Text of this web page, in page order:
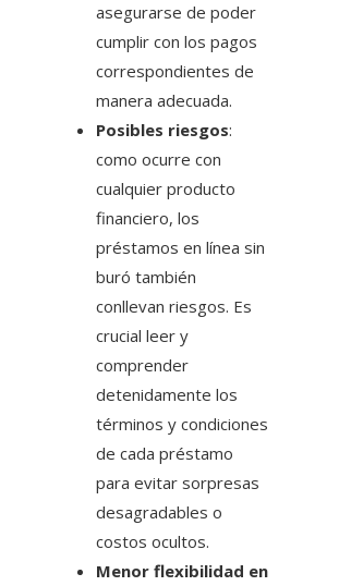
asegurarse de poder
cumplir con los pagos
correspondientes de
manera adecuada.
Posibles riesgos:
como ocurre con
cualquier producto
financiero, los
préstamos en línea sin
buró también
conllevan riesgos. Es
crucial leer y
comprender
detenidamente los
términos y condiciones
de cada préstamo
para evitar sorpresas
desagradables o
costos ocultos.
Menor flexibilidad en